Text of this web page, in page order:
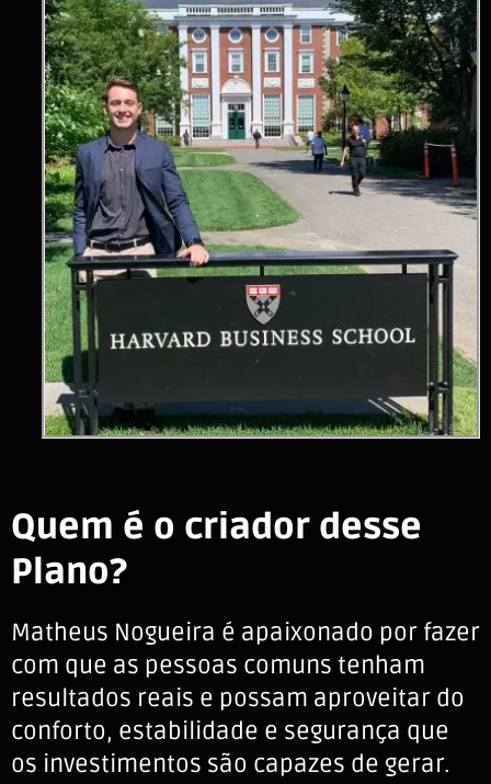
Quem é o criador desse
Plano?
Matheus Nogueira é apaixonado por fazer
com que as pessoas comuns tenham
resultados reais e possam aproveitar do
conforto, estabilidade e segurança que
os investimentos são capazes de gerar.